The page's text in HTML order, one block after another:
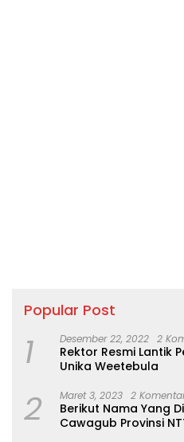
Popular Post
1 Desember 22, 2022 2
Rektor Resmi Lantik
Unika Weetebula
2 Maret 3, 2023 2
Berikut Nama Yang
Cawagub Provinsi